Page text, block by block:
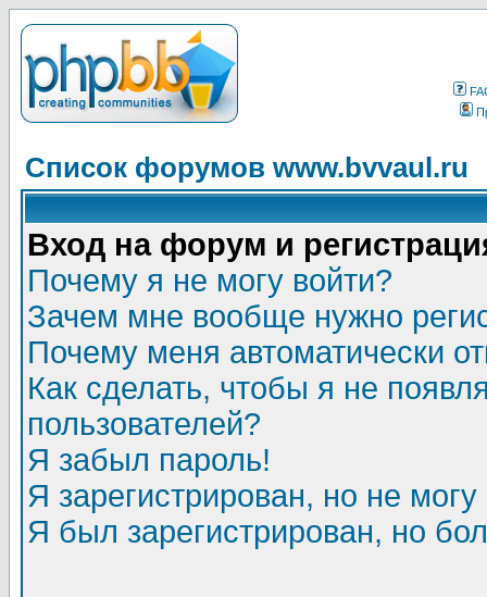
Список форумов www.bvvaul.ru
Вход на форум и
Почему я не могу войти?
Зачем мне вообще нужно
Почему меня автоматически
Как сделать, чтобы я не
пользователей?
Я забыл пароль!
Я зарегистрирован, но не могу
Я был зарегистрирован, но